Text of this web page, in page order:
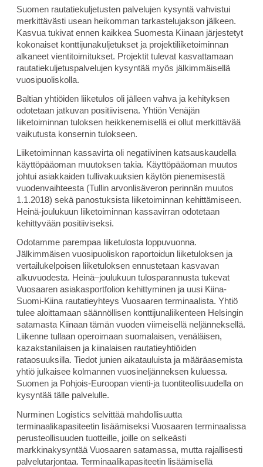
Suomen rautatiekuljetusten palvelujen kysyntä vahvistui
merkittävästi usean heikomman tarkastelujakson jälkeen.
Kasvua tukivat ennen kaikkea Suomesta Kiinaan järjestetyt
kokonaiset konttijunakuljetukset ja projektiliiketoiminnan
alkaneet vientitoimitukset. Projektit tulevat kasvattamaan
rautatiekuljetuspalvelujen kysyntää myös jälkimmäisellä
vuosipuoliskolla.
Baltian yhtiöiden liiketulos oli jälleen vahva ja kehityksen
odotetaan jatkuvan positiivisena. Yhtiön Venäjän
liiketoiminnan tuloksen heikkenemisellä ei ollut merkittävää
vaikutusta konsernin tulokseen.
Liiketoiminnan kassavirta oli negatiivinen katsauskaudella
käyttöpääoman muutoksen takia. Käyttöpääoman muutos
johtui asiakkaiden tullivakuuksien käytön pienemisestä
vuodenvaihteesta (Tullin arvonlisäveron perinnän muutos
1.1.2018) sekä panostuksista liiketoiminnan kehittämiseen.
Heinä-joulukuun liiketoiminnan kassavirran odotetaan
kehittyvään positiiviseksi.
Odotamme parempaa liiketulosta loppuvuonna.
Jälkimmäisen vuosipuoliskon raportoidun liiketuloksen ja
vertailukelpoisen liiketuloksen ennustetaan kasvavan
alkuvuodesta. Heinä–joulukuun tulosparannusta tukevat
Vuosaaren asiakasportfolion kehittyminen ja uusi Kiina-
Suomi-Kiina rautatieyhteys Vuosaaren terminaalista. Yhtiö
tulee aloittamaan säännöllisen konttijunaliikenteen Helsingin
satamasta Kiinaan tämän vuoden viimeisellä neljänneksellä.
Liikenne tullaan operoimaan suomalaisen, venäläisen,
kazakstanilaisen ja kiinalaisen rautatieyhtiöiden
rataosuuksilla. Tiedot junien aikatauluista ja määräasemista
yhtiö julkaisee kolmannen vuosineljänneksen kuluessa.
Suomen ja Pohjois-Euroopan vienti-ja tuontiteollisuudella on
kysyntää tälle palvelulle.
Nurminen Logistics selvittää mahdollisuutta
terminaalikapasiteetin lisäämiseksi Vuosaaren terminaalissa
perusteollisuuden tuotteille, joille on selkeästi
markkinakysyntää Vuosaaren satamassa, mutta rajallisesti
palvelutarjontaa. Terminaalikapasiteetin lisäämisellä